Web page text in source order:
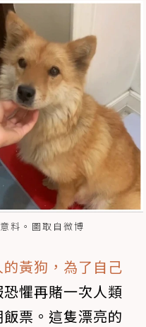
料。圖取自微博
黃狗，為了自己
恐懼再賭一次人類
票。這隻漂亮的